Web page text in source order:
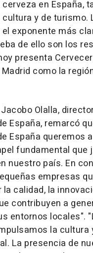
en España,
y de turismo.
exponente más
de ello son los
presenta
como la
Olalla,
España, remarcó
España queremos
fundamental que
nuestro país. En
empresas
calidad, la
contribuyen a
entornos locales".
la cultura
La presencia de